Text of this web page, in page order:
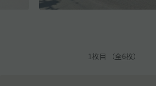
1枚目 （全6枚）